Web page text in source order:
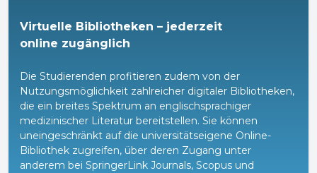
Virtuelle Bibliotheken – jederzeit
online zugänglich
Die Studierenden profitieren zudem von der
Nutzungsmöglichkeit zahlreicher digitaler Bibliotheken,
die ein breites Spektrum an englischsprachiger
medizinischer Literatur bereitstellen. Sie können
uneingeschränkt auf die universitätseigene Online-
Bibliothek zugreifen, über deren Zugang unter
anderem bei SpringerLink Journals, Scopus und